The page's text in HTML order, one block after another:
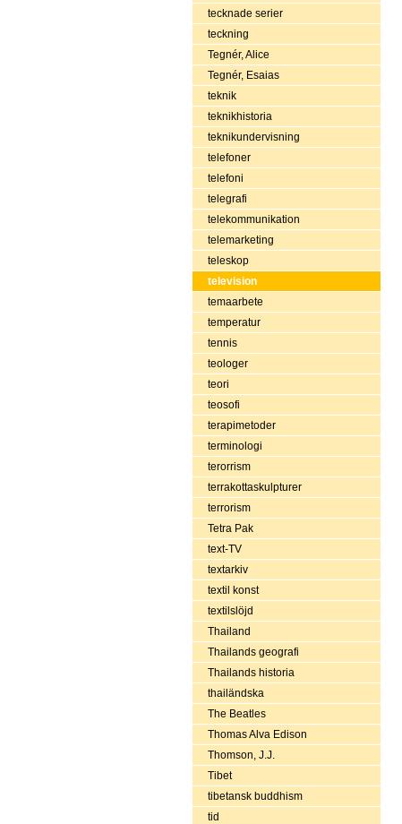
tecknade serier
teckning
Tegnér, Alice
Tegnér, Esaias
teknik
teknikhistoria
teknikundervisning
telefoner
telefoni
telegrafi
telekommunikation
telemarketing
teleskop
television
temaarbete
temperatur
tennis
teologer
teori
teosofi
terapimetoder
terminologi
terorrism
terrakottaskulpturer
terrorism
Tetra Pak
text-TV
textarkiv
textil konst
textilslöjd
Thailand
Thailands geografi
Thailands historia
thailändska
The Beatles
Thomas Alva Edison
Thomson, J.J.
Tibet
tibetansk buddhism
tid